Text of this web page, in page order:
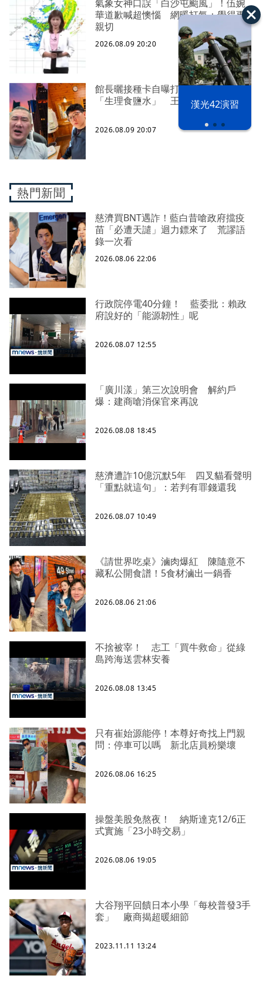
漢光42演習
氣象女神口誤「白沙屯颱風」！伍婉
華道歉喊超懊惱 網暖打氣：覺得更
親切
2026.08.09 20:20
館長曬接種卡自曝打3劑高端、影射
「生理食鹽水」 王浩宇喊檢舉
2026.08.09 20:07
熱門新聞
慈濟買BNT遇詐！藍白昔嗆政府擋疫
苗「必遭天譴」迴力鏢來了 荒謬語
錄一次看
2026.08.06 22:06
行政院停電40分鐘！ 藍委批：賴政
府說好的「能源韌性」呢
2026.08.07 12:55
「廣川漾」第三次說明會 解約戶
爆：建商嗆消保官來再說
2026.08.08 18:45
慈濟遭詐10億沉默5年 四叉貓看聲明
「重點就這句」：若判有罪錢還我
2026.08.07 10:49
《請世界吃桌》滷肉爆紅 陳隨意不
藏私公開食譜！5食材滷出一鍋香
2026.08.06 21:06
不捨被宰！ 志工「買牛救命」從綠
島跨海送雲林安養
2026.08.08 13:45
只有崔始源能停！本尊好奇找上門親
問：停車可以嗎 新北店員粉樂壞
2026.08.06 16:25
操盤美股免熬夜！ 納斯達克12/6正
式實施「23小時交易」
2026.08.06 19:05
大谷翔平回饋日本小學「每校普發3手
套」 廠商揭超暖細節
2023.11.11 13:24